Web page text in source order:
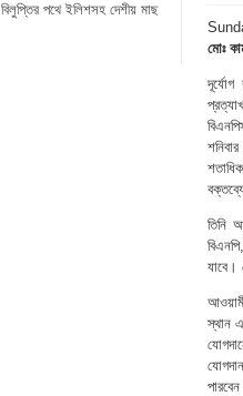
মোঃ
তিনি
যাবে।
স্থান
বিলুপ্তির পথে ইলিশসহ দেশীয় মাছ